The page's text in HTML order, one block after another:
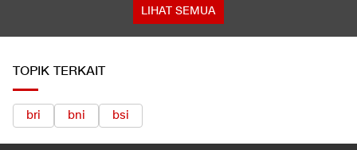
LIHAT SEMUA
TOPIK TERKAIT
bri bni bsi